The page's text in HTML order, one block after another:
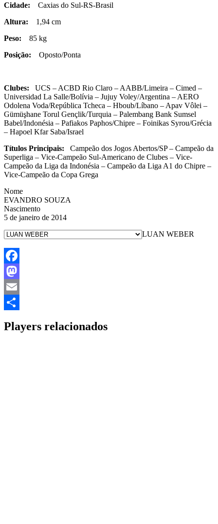
Cidade: Caxias do Sul-RS-Brasil
Altura: 1,94 cm
Peso: 85 kg
Posição: Oposto/Ponta
Clubes: UCS – ACBD Rio Claro – AABB/Limeira – Cimed –
Universidad La Salle/Bolívia – Jujuy Voley/Argentina – AERO
Odolena Voda/República Tcheca – Hboub/Líbano – Apav Vôlei –
Gümüşhane Torul Gençlik/Turquia – Palembang Bank Sumsel
Babel/Indonésia – Pafiakos Paphos/Chipre – Foinikas Syrou/Grécia
– Hapoel Kfar Saba/Israel
Títulos Principais: Campeão dos Jogos Abertos/SP – Campeão da
Superliga – Vice-Campeão Sul-Americano de Clubes – Vice-
Campeão da Liga da Indonésia – Campeão da Liga A1 do Chipre –
Vice-Campeão da Copa Grega
Nome
EVANDRO SOUZA
Nascimento
5 de janeiro de 2014
LUAN WEBER
Facebook
Mastodon
Email
Players relacionados